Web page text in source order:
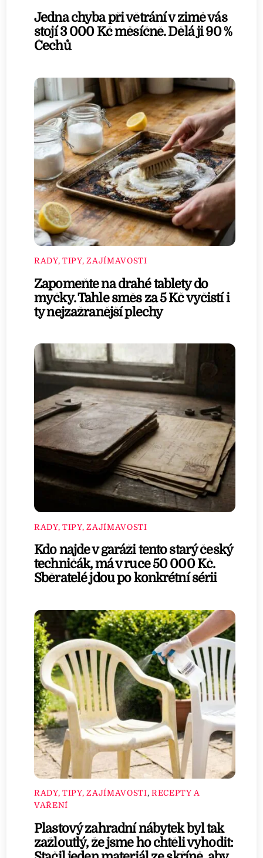
Jedna chyba při větrání v zimě vás
stojí 3 000 Kč měsíčně. Dělá ji 90 %
Čechů
RADY, TIPY, ZAJÍMAVOSTI
Zapomeňte na drahé tablety do
myčky. Tahle směs za 5 Kč vyčistí i
ty nejzažranější plechy
RADY, TIPY, ZAJÍMAVOSTI
Kdo najde v garáži tento starý český
techničák, má v ruce 50 000 Kč.
Sběratelé jdou po konkrétní sérii
RADY, TIPY, ZAJÍMAVOSTI, RECEPTY A
VAŘENÍ
Plastový zahradní nábytek byl tak
zažloutlý, že jsme ho chtěli vyhodit: